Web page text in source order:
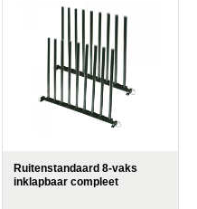
Ruitenstandaard 8-vaks
inklapbaar compleet